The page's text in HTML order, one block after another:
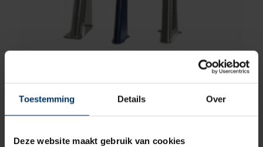
Toestemming Details Over
Deze website maakt gebruik van cookies
Siermast RVS304 1600 mm
Artikelnummer: CN10160